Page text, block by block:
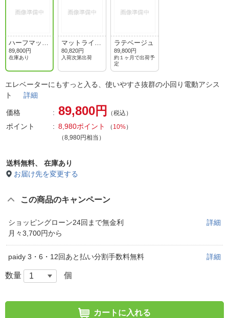
ハーフマット
ブラック
89,800円
在庫あり
マットライト
オリーブ
80,820円
入荷次第出荷
ラテベージュ
89,800円
約１ヶ月で出荷予
定
エレベーターにもすっと入る、使いやすさ抜群の小回り電動アシス
ト 詳細
価格 89,800円 （税込）
ポイント 8,980ポイント （ 10%）
（8,980円相当）
送料無料、
在庫あり
お届け先を変更する
この商品のキャンペーン
ショッピングローン24回まで無金利
月々3,700円から
詳細
paidy 3・6・12回あと払い分割手数料無料 詳細
数量 個
カートに入れる